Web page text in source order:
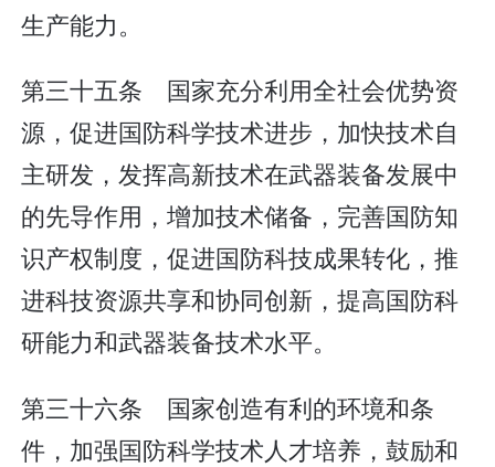
生产能力。
第三十五条 国家充分利用全社会优势资
源，促进国防科学技术进步，加快技术自
主研发，发挥高新技术在武器装备发展中
的先导作用，增加技术储备，完善国防知
识产权制度，促进国防科技成果转化，推
进科技资源共享和协同创新，提高国防科
研能力和武器装备技术水平。
第三十六条 国家创造有利的环境和条
件，加强国防科学技术人才培养，鼓励和